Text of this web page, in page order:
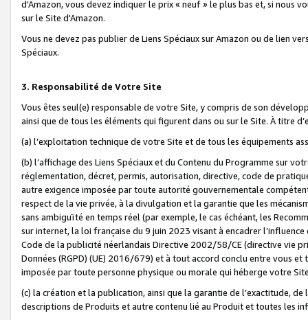
d'Amazon, vous devez indiquer le prix « neuf » le plus bas et, si nous
sur le Site d'Amazon.
Vous ne devez pas publier de Liens Spéciaux sur Amazon ou de lien
Spéciaux.
3. Responsabilité de Votre Site
Vous êtes seul(e) responsable de votre Site, y compris de son
ainsi que de tous les éléments qui figurent dans ou sur le Site. À titre
(a) l’exploitation technique de votre Site et de tous les équipements
(b) l’affichage des Liens Spéciaux et du Contenu du Programme sur
réglementation, décret, permis, autorisation, directive, code de
autre exigence imposée par toute autorité gouvernementale
respect de la vie privée, à la divulgation et la garantie que les
sans ambiguïté en temps réel (par exemple, le cas échéant, les
sur internet, la loi française du 9 juin 2023 visant à encadrer
Code de la publicité néerlandais Directive 2002/58/CE (directive vie
Données (RGPD) (UE) 2016/679) et à tout accord conclu entre vous
imposée par toute personne physique ou morale qui héberge votre
(c) la création et la publication, ainsi que la garantie de l’exactitude,
descriptions de Produits et autre contenu lié au Produit et toutes les